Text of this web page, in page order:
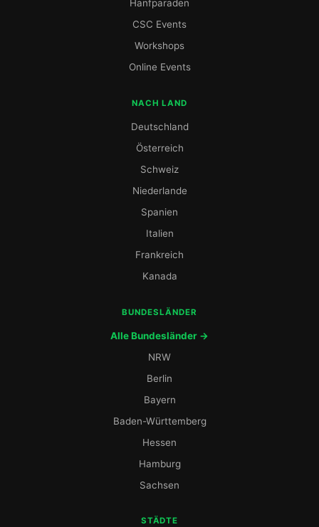
Hanfparaden
CSC Events
Workshops
Online Events
NACH LAND
Deutschland
Österreich
Schweiz
Niederlande
Spanien
Italien
Frankreich
Kanada
BUNDESLÄNDER
Alle Bundesländer →
NRW
Berlin
Bayern
Baden-Württemberg
Hessen
Hamburg
Sachsen
STÄDTE